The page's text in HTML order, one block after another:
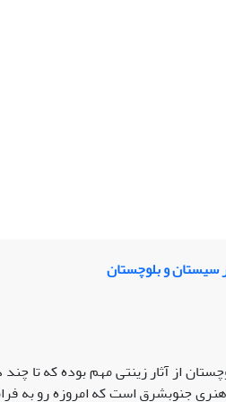
سیستان و بلوچستان
از آثار زینتی مهم بوده که تا
جنوب‏شرق است که امروزه رو به